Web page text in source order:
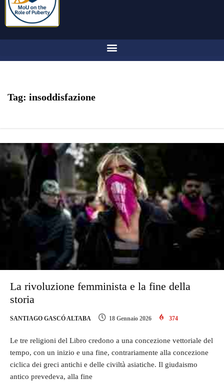
Tag: insoddisfazione
La rivoluzione femminista e la fine della
storia
SANTIAGO GASCÓ ALTABA 18 Gennaio 2026 374
Le tre religioni del Libro credono a una concezione vettoriale del
tempo, con un inizio e una fine, contrariamente alla concezione
ciclica dei greci antichi e delle civiltà asiatiche. Il giudaismo
antico prevedeva, alla fine